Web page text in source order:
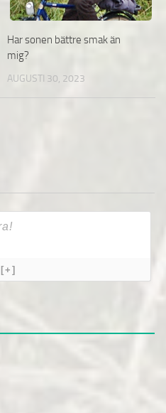
Har sonen bättre smak än
mig?
AUGUSTI 30, 2023
[+]